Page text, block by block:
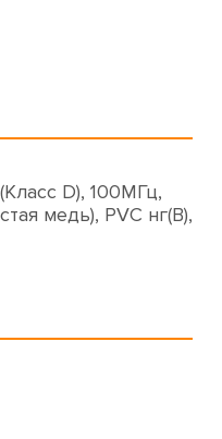
D), 100МГц,
медь), PVC нг(B),